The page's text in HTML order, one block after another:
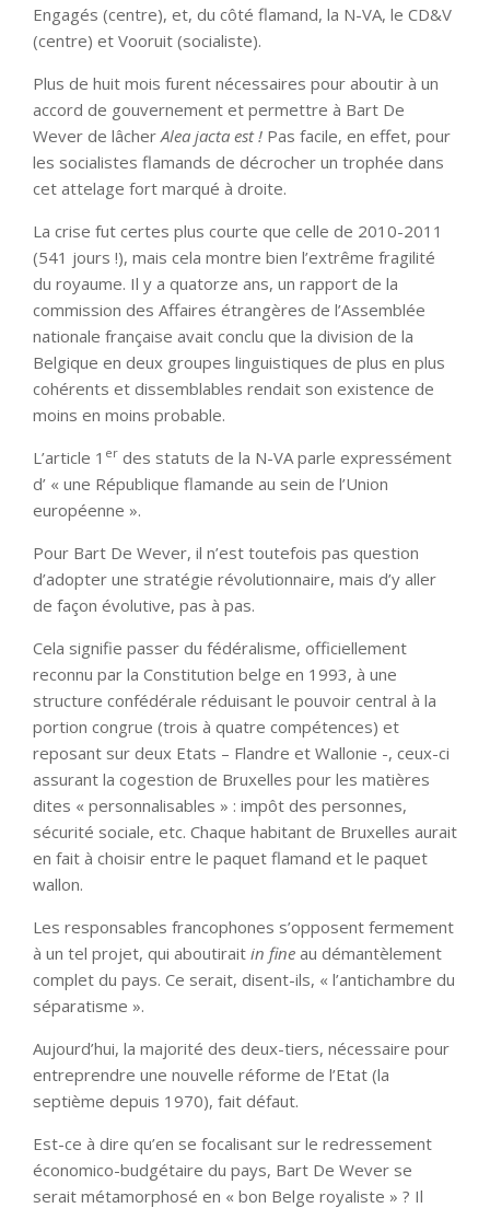
Engagés (centre), et, du côté flamand, la N-VA, le CD&V
(centre) et Vooruit (socialiste).
Plus de huit mois furent nécessaires pour aboutir à un
accord de gouvernement et permettre à Bart De
Wever de lâcher Alea jacta est ! Pas facile, en effet, pour
les socialistes flamands de décrocher un trophée dans
cet attelage fort marqué à droite.
La crise fut certes plus courte que celle de 2010-2011
(541 jours !), mais cela montre bien l’extrême fragilité
du royaume. Il y a quatorze ans, un rapport de la
commission des Affaires étrangères de l’Assemblée
nationale française avait conclu que la division de la
Belgique en deux groupes linguistiques de plus en plus
cohérents et dissemblables rendait son existence de
moins en moins probable.
L’article 1 er des statuts de la N-VA parle expressément
d’ « une République flamande au sein de l’Union
européenne ».
Pour Bart De Wever, il n’est toutefois pas question
d’adopter une stratégie révolutionnaire, mais d’y aller
de façon évolutive, pas à pas.
Cela signifie passer du fédéralisme, officiellement
reconnu par la Constitution belge en 1993, à une
structure confédérale réduisant le pouvoir central à la
portion congrue (trois à quatre compétences) et
reposant sur deux Etats – Flandre et Wallonie -, ceux-ci
assurant la cogestion de Bruxelles pour les matières
dites « personnalisables » : impôt des personnes,
sécurité sociale, etc. Chaque habitant de Bruxelles aurait
en fait à choisir entre le paquet flamand et le paquet
wallon.
Les responsables francophones s’opposent fermement
à un tel projet, qui aboutirait in fine au démantèlement
complet du pays. Ce serait, disent-ils, « l’antichambre du
séparatisme ».
Aujourd’hui, la majorité des deux-tiers, nécessaire pour
entreprendre une nouvelle réforme de l’Etat (la
septième depuis 1970), fait défaut.
Est-ce à dire qu’en se focalisant sur le redressement
économico-budgétaire du pays, Bart De Wever se
serait métamorphosé en « bon Belge royaliste » ? Il